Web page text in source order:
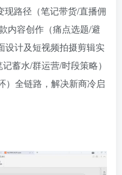
现路径（笔记带货/直播佣
内容创作（痛点选题/避
设计及短视频拍摄剪辑实
蓄水/群运营/时段策略）
）全链路，解决新商冷启